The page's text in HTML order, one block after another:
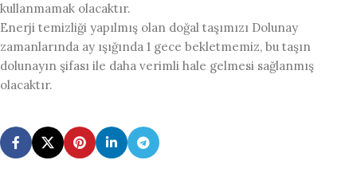
kullanmamak olacaktır.
Enerji temizliği yapılmış olan doğal taşımızı Dolunay
zamanlarında ay ışığında 1 gece bekletmemiz, bu taşın
dolunayın şifası ile daha verimli hale gelmesi sağlanmış
olacaktır.